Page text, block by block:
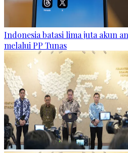
Indonesia batasi lima juta akun
melalui PP Tunas